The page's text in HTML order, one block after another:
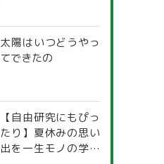
太陽はいつどうやっ
てできたの
【自由研究にもぴっ
たり】夏休みの思い
出を一生モノの学び